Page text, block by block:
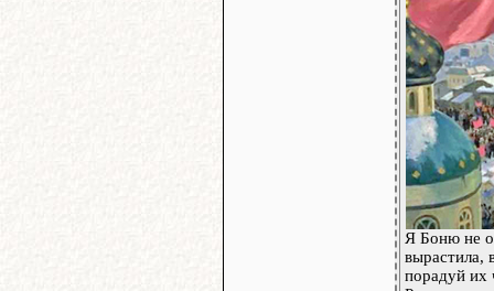
Я Боню не
вырастила,
порадуй